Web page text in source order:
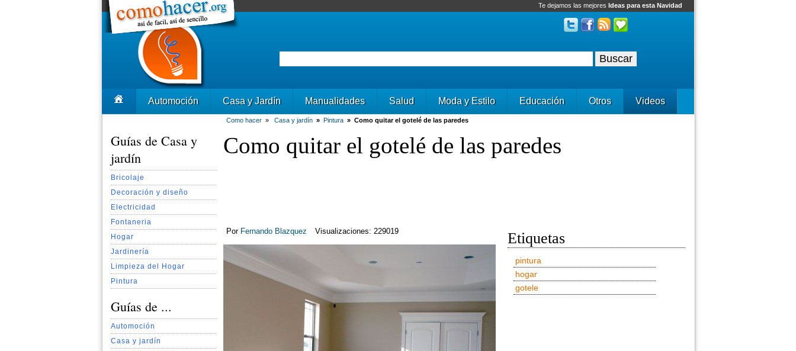
Te dejamos las mejores Ideas para esta Navidad
Automoción Casa y Jardín Manualidades Salud Moda y Estilo Educación Otros Videos
Como hacer » Casa y jardín » Pintura » Como quitar el gotelé de las paredes
Guías de Casa y
jardín
Bricolaje
Decoración y diseño
Electricidad
Fontaneria
Hogar
Jardinería
Limpieza del Hogar
Pintura
Guías de ...
Automoción
Casa y jardín
Como quitar el gotelé de las paredes
Por Fernando Blazquez Visualizaciones: 229019 Etiquetas
pintura
hogar
gotele